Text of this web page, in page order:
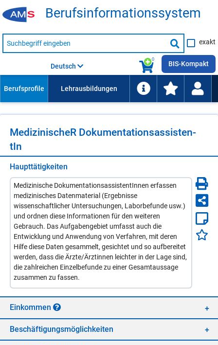
Be­rufs­in­for­ma­ti­ons­sys­tem
Suche
nach
Suche
starten
exakt
0
Deutsch BIS-Kompakt
Me­di­zi­ni­scheR Do­ku­men­ta­ti­ons­as­sis­ten­
tIn
Haupttätigkeiten
Medizinische DokumentationsassistentInnen erfassen
medizinisches Datenmaterial (Ergebnisse
wissenschaftlicher Untersuchungen, Laborbefunde usw.)
und ordnen diese Informationen für den weiteren
Gebrauch. Das Aufgabengebiet umfasst auch die
Entwicklung und Anwendung von Verfahren, mit deren
Hilfe diese Daten gesammelt, gesichtet und so aufbereitet
werden, dass die Ärzte/Ärztinnen leichter in der Lage sind,
die zahlreichen Einzelbefunde zu einer Gesamtaussage
zusammen zu fassen.
Ein­kom­men
Be­schäf­ti­gungs­mög­lich­kei­ten